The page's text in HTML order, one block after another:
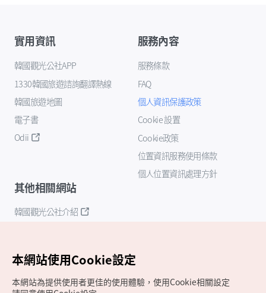
實用資訊
韓國觀光公社APP
1330韓國旅遊諮詢翻譯熱線
韓國旅遊地圖
電子書
Odii
服務內容
服務條款
FAQ
個人資訊保護政策
Cookie 設置
Cookie政策
位置資訊服務使用條款
個人位置資訊處理方針
其他相關網站
韓國觀光公社介紹
本網站使用Cookie設定
本網站為提供使用者更佳的使用體驗，使用Cookie相關設定